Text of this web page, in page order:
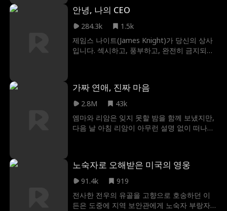
모욕과 위협을 당하며 인생의 가장 밑바닥에
내동댕이쳐진 순간, 캐서린의 눈앞에 헬기 한
대가 착륙한다. 그리고 강력한 레인 가문의 도
미닉, 코너, 리암이 나타나 캐서린의 진짜 정체
를 밝히는데, 그녀는 레인 가문의 잃어버린 딸
이었던 것이다.
안녕, 나의 CEO
284.3k
1.5k
제임스 나이트(James Knight)가 당신의 상사
입니다. 섹시하고, 풍부하고, 완전히 금지되어
실과 그것을 결코 가질 수 없다는 사실을 아는
것보다 더 나쁜 것은 무엇일까요?
가짜 연애, 진짜 마음
2.8M
43k
엠마와 리암은 잊지 못할 밤을 함께 보냈지만,
다음 날 아침 리암이 아무런 설명 없이 떠나면
이 되살아나는 가운데, 엠마는 전 남자친구한
테 벗어나기 위해 주말 동안 리암과 위장 연애
노숙자로 오해받은 미국의 영웅
91.4k
919
전사한 전우의 유골을 고향으로 호송하던 이
든은 도중에 지역 보안관에게 노숙자 부랑자